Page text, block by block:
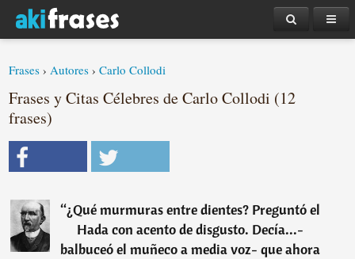
Frases ›Autores ›Carlo Collodi
Frases y Citas Célebres de Carlo Collodi (12
frases)
“¿Qué murmuras entre dientes? Preguntó el
Hada con acento de disgusto. Decía...-
balbuceó el muñeco a media voz- que ahora